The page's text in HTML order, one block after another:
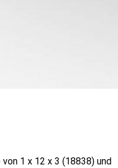
1 x 12 x 3 (18838) und